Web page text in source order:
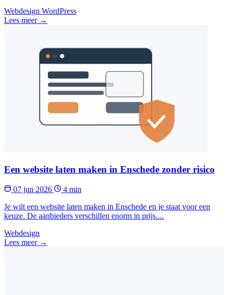
Webdesign WordPress
Lees meer →
Een website laten maken in Enschede zonder risico
07 jun 2026
4 min
Je wilt een website laten maken in Enschede en je staat voor een
keuze. De aanbieders verschillen enorm in prijs....
Webdesign
Lees meer →